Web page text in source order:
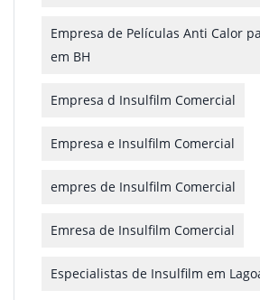
Empresa de Películas Anti Calor
em BH
Empresa d Insulfilm Comercial
Empresa e Insulfilm Comercial
empres de Insulfilm Comercial
Emresa de Insulfilm Comercial
Especialistas de Insulfilm em